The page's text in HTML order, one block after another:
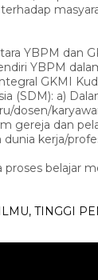
YBPM dan
YBPM
GKMI
(SDM): a)
dosen/
gereja dan
dunia kerja/
proses belajar
TINGGI